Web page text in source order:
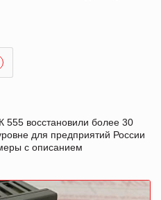
восстановили более 30
для предприятий России
с описанием